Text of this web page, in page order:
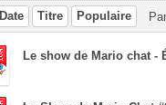
Date Titre Populaire
Le show de Mario chat -